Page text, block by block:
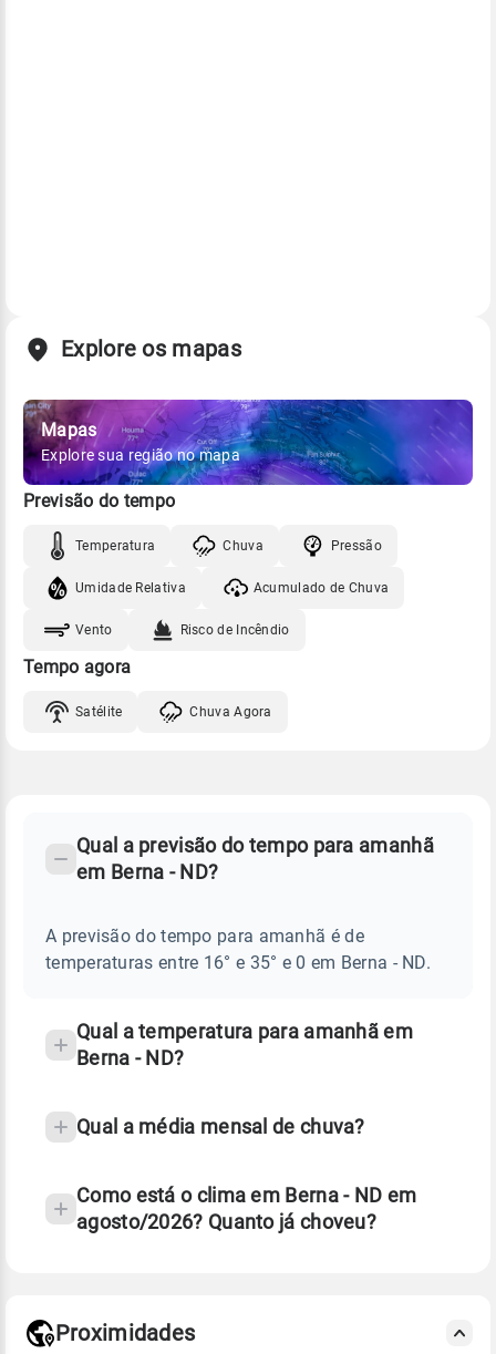
Explore os mapas
Mapas
Explore sua região no mapa
Previsão do tempo
Temperatura Chuva Pressão
Umidade Relativa Acumulado de Chuva
Vento Risco de Incêndio
Tempo agora
Satélite Chuva Agora
Perguntas
sobre
chuva
temperatura
Qual a previsão do tempo para amanhã
em Berna - ND?
A previsão do tempo para amanhã é de
temperaturas entre 16° e 35° e 0 em Berna - ND.
Qual a temperatura para amanhã em
Berna - ND?
Qual a média mensal de chuva?
Como está o clima em Berna - ND em
agosto/2026? Quanto já choveu?
Proximidades